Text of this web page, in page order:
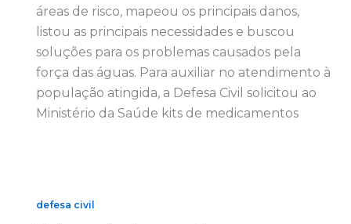
áreas de risco, mapeou os principais danos,
listou as principais necessidades e buscou
soluções para os problemas causados pela
força das águas. Para auxiliar no atendimento à
população atingida, a Defesa Civil solicitou ao
Ministério da Saúde kits de medicamentos
defesa civil